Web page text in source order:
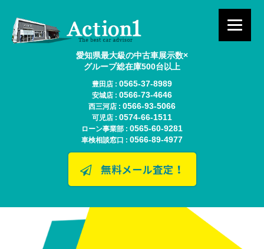
愛知県最大級の中古車展示数×
グループ総在庫500台以上
豊田店 : 0565-37-8989
安城店 : 0566-73-4646
西三河店 : 0566-93-5066
可児店 : 0574-66-1511
ローン事業部 : 0565-60-9281
車検相談窓口 : 0566-89-4977